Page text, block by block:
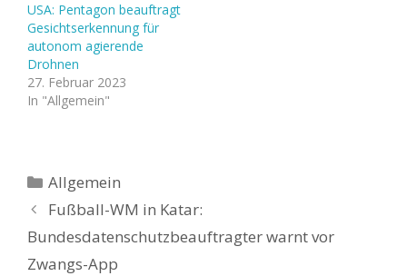
USA: Pentagon beauftragt
Gesichtserkennung für
autonom agierende
Drohnen
27. Februar 2023
In "Allgemein"
Kategorien
Allgemein
Fußball-WM in Katar:
Bundesdatenschutzbeauftragter warnt vor
Zwangs-App